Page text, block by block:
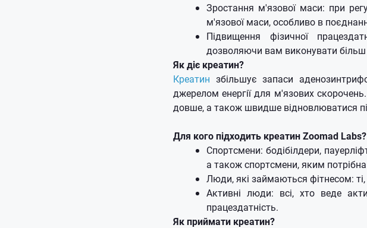
Зростання м'язової маси: при
м'язової маси, особливо в
Підвищення фізичної
дозволяючи вам виконувати більш
Як діє креатин?
Креатин збільшує запаси
джерелом енергії для м'язових
довше, а також швидше відновлюватися
Для кого підходить креатин Zoomad Labs?
Спортсмени: бодібілдери,
а також спортсмени, яким
Люди, які займаються фітнесом:
Активні люди: всі, хто веде
працездатність.
Як приймати креатин?